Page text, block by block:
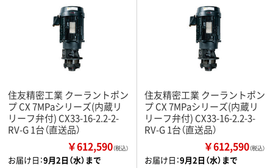
住友精密工業 クーラントポン
プ CX 7MPaシリーズ(内蔵リ
リーフ弁付) CX33-16-2.2-2-
RV-G 1台（直送品）
￥612,590（税込）
お届け日：9月2日（水）まで
住友精密工業 クーラントポン
プ CX 7MPaシリーズ(内蔵リ
リーフ弁付) CX33-16-2.2-3-
RV-G 1台（直送品）
￥612,590（税込）
お届け日：9月2日（水）まで